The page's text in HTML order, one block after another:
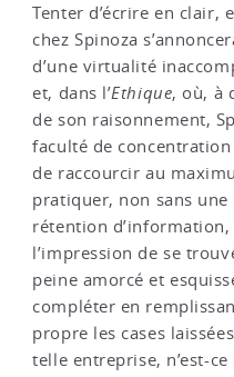
Tenter d’écrire en clair,
chez Spinoza
d’une virtualité
et, dans l’Ethique, où, à
de son raisonnement,
faculté de
de raccourcir au
pratiquer, non sans une
rétention
l’impression de se
peine amorcé et
compléter en
propre les cases
telle entreprise, n’est-